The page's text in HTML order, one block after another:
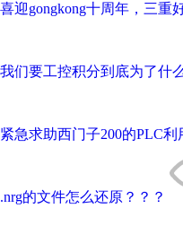
喜迎gongkong十周年，三重
我们要工控积分到底为了什
紧急求助西门子200的PLC利
.nrg的文件怎么还原？？？